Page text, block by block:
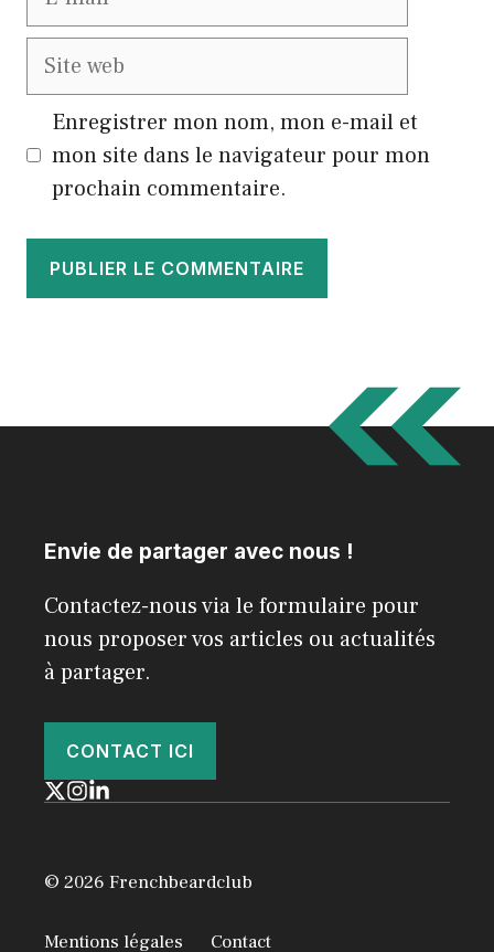
Site
Enregistrer mon nom, mon e-mail et
mon site dans le navigateur pour mon
prochain commentaire.
Envie de partager avec nous !
Contactez-nous via le formulaire pour
nous proposer vos articles ou actualités
à partager.
CONTACT ICI
© 2026 Frenchbeardclub
Mentions légales Contact